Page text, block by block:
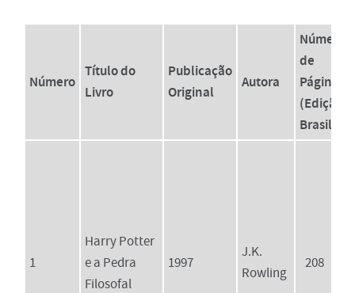
Número
Título do
Livro
Publicação
Original
Autora
Número
de
Páginas
(Edição
1
Harry Potter
e a Pedra
Filosofal
1997
J.K.
Rowling
208